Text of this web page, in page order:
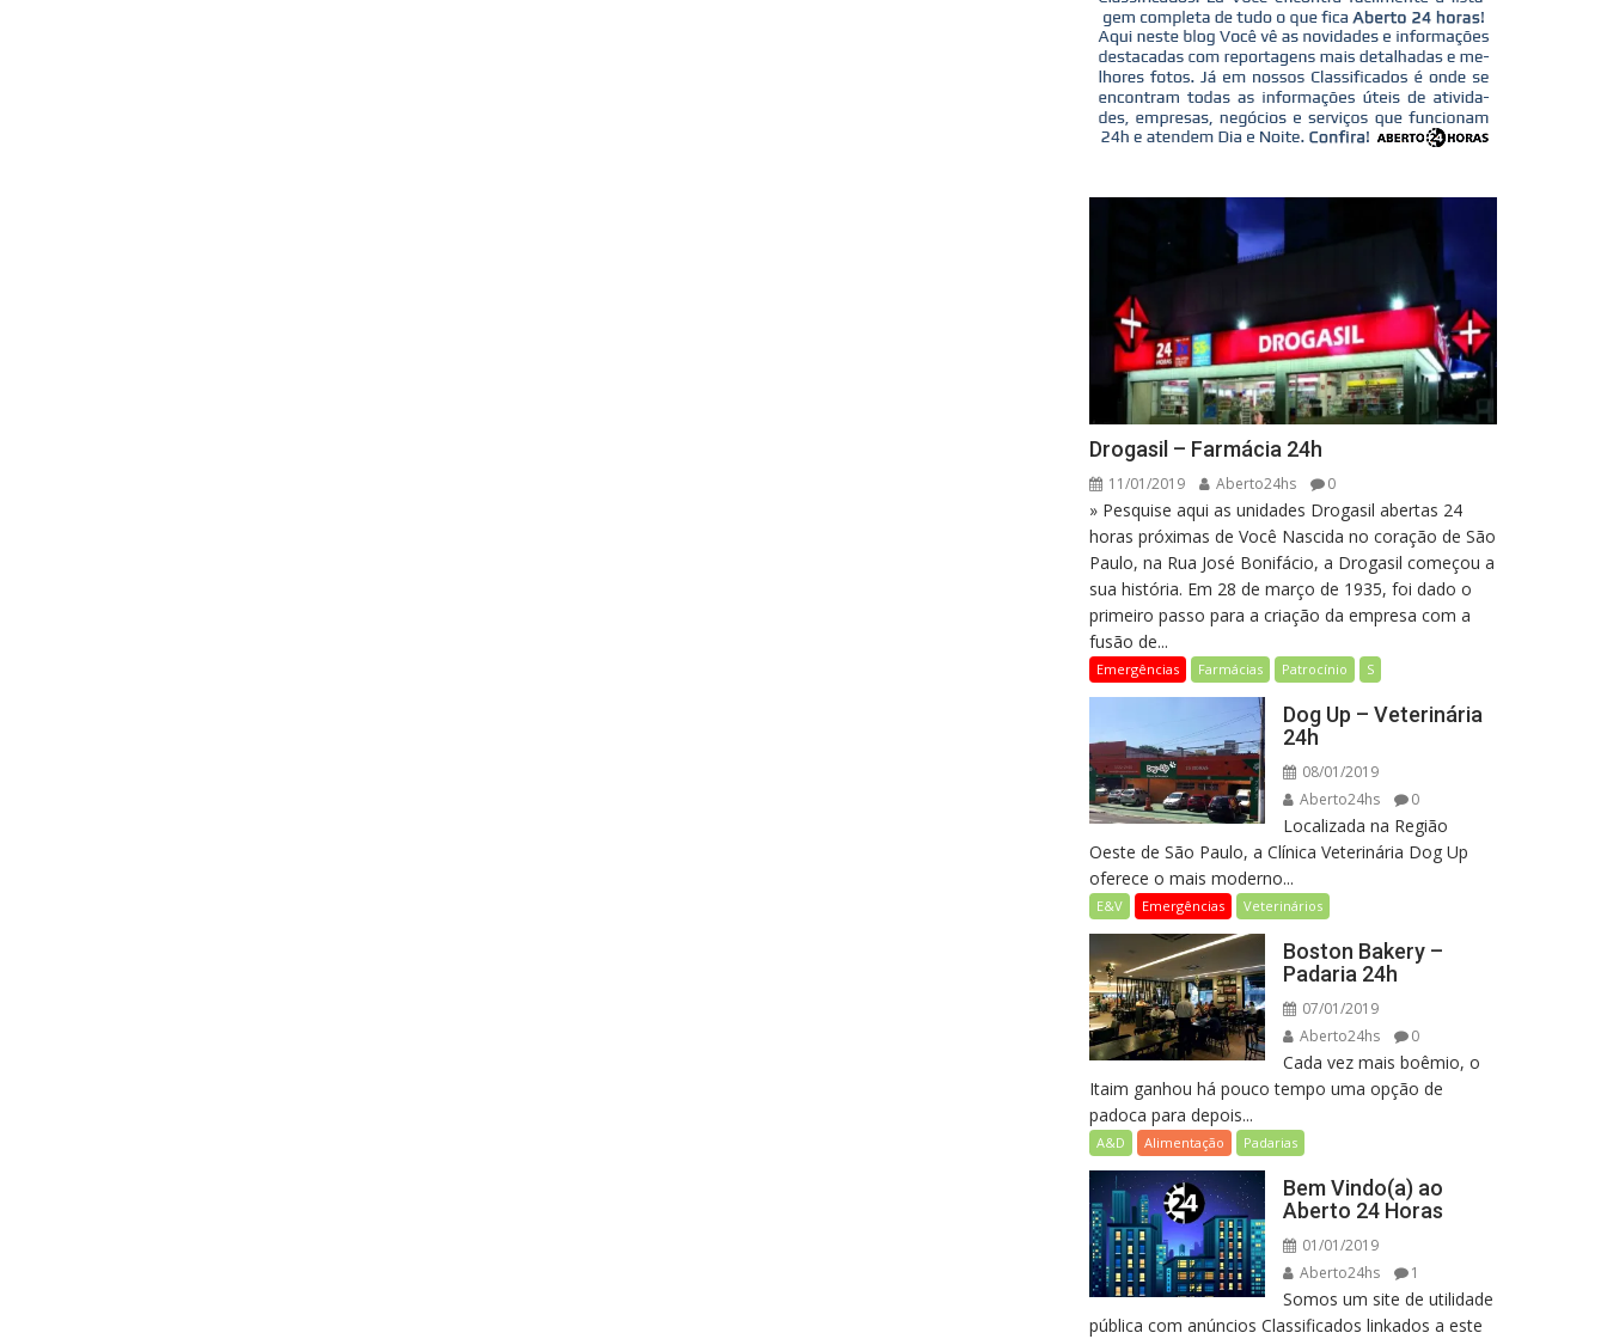
Drogasil – Farmácia 24h
11/01/2019 Aberto24hs 0
» Pesquise aqui as unidades Drogasil abertas 24
horas próximas de Você Nascida no coração de São
Paulo, na Rua José Bonifácio, a Drogasil começou a
sua história. Em 28 de março de 1935, foi dado o
primeiro passo para a criação da empresa com a
fusão de...
Emergências Farmácias Patrocínio S
Dog Up – Veterinária
24h
08/01/2019
Aberto24hs
0
Localizada na Região
Oeste de São Paulo, a Clínica Veterinária Dog Up
oferece o mais moderno...
E&V Emergências Veterinários
Boston Bakery –
Padaria 24h
07/01/2019
Aberto24hs
0
Cada vez mais boêmio, o
Itaim ganhou há pouco tempo uma opção de
padoca para depois...
A&D Alimentação Padarias
Bem Vindo(a) ao
Aberto 24 Horas
01/01/2019
Aberto24hs
1
Somos um site de utilidade
pública com anúncios Classificados linkados a este